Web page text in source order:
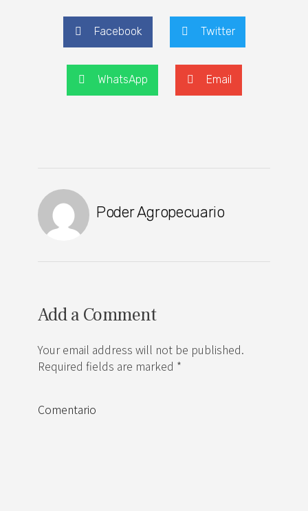
Facebook Twitter
WhatsApp Email
Poder Agropecuario
Add a Comment
Your email address will not be published.
Required fields are marked *
Comentario